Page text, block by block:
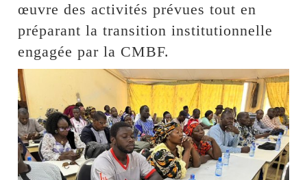
œuvre des activités prévues tout en
préparant la transition institutionnelle
engagée par la CMBF.